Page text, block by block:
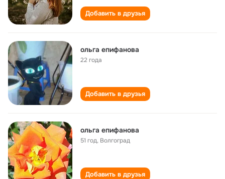
Добавить в друзья
ольга епифанова
22 года
Добавить в друзья
ольга епифанова
51 год, Волгоград
Добавить в друзья